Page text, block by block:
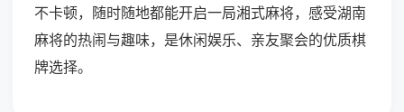
不卡顿，随时随地都能开启一局湘式麻将，感受湖南
麻将的热闹与趣味，是休闲娱乐、亲友聚会的优质棋
牌选择。